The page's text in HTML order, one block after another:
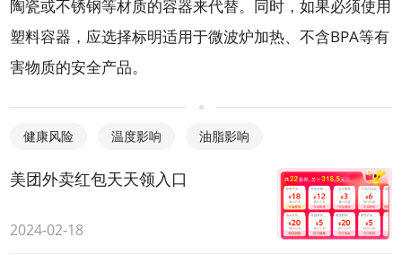
陶瓷或不锈钢等材质的容器来代替。同时，如果必须使用
塑料容器，应选择标明适用于微波炉加热、不含BPA等有
害物质的安全产品。
健康风险 温度影响 油脂影响
美团外卖红包天天领入口
2024-02-18